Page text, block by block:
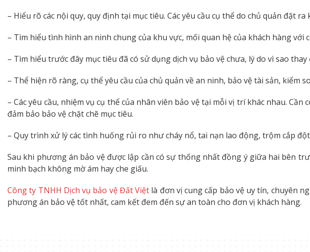
– Hiểu rõ các nội quy, quy định tại mục tiêu. Các yêu cầu cụ thể do chủ quản đặt
– Tìm hiểu tình hình an ninh chung của khu vực, mối quan hệ của khách hàng với
– Tìm hiểu trước đây mục tiêu đã có sử dụng dịch vụ bảo vệ chưa, lý do vì sao thay
– Thể hiện rõ ràng, cụ thể yêu cầu của chủ quản về an ninh, bảo vệ tài sản, kiểm
– Các yêu cầu, nhiệm vụ cụ thể của nhân viên bảo vệ tại mỗi vị trí khác nhau.
đảm bảo bảo vệ chặt chẽ mục tiêu.
– Quy trình xử lý các tình huống rủi ro như cháy nổ, tai nạn lao động, trộm cắp
Sau khi phương án bảo vệ được lập cần có sự thống nhất đồng ý giữa hai bên
minh bạch không mờ ám hay che giấu.
Công ty TNHH Dịch vụ bảo vệ Đất Việt là đơn vị cung cấp bảo vệ uy tín, chuyên
phương án bảo vệ tốt nhất, cam kết đem đến sự an toàn cho đơn vị khách hàng.